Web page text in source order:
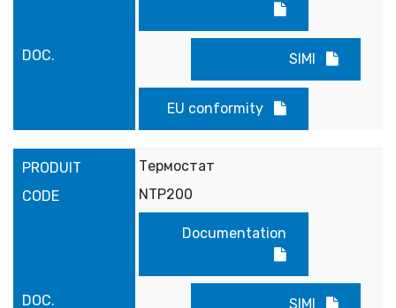
SIMI
EU conformity
Термостат
NTP200
Documentation
SIMI